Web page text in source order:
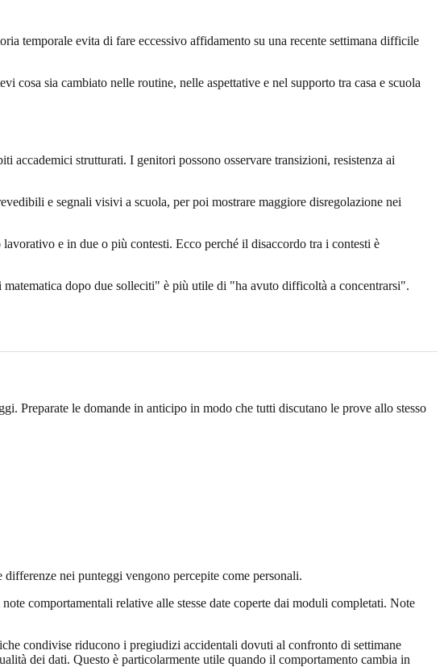
temporale evita di fare eccessivo affidamento su una recente settimana difficile
sia cambiato nelle routine, nelle aspettative e nel supporto tra casa e scuola
accademici strutturati. I genitori possono osservare transizioni, resistenza ai
e segnali visivi a scuola, per poi mostrare maggiore disregolazione nei
e in due o più contesti. Ecco perché il disaccordo tra i contesti è
dopo due solleciti" è più utile di "ha avuto difficoltà a concentrarsi".
Preparate le domande in anticipo in modo che tutti discutano le prove allo stesso
nei punteggi vengono percepite come personali.
comportamentali relative alle stesse date coperte dai moduli completati. Note
condivise riducono i pregiudizi accidentali dovuti al confronto di settimane
dei dati. Questo è particolarmente utile quando il comportamento cambia in